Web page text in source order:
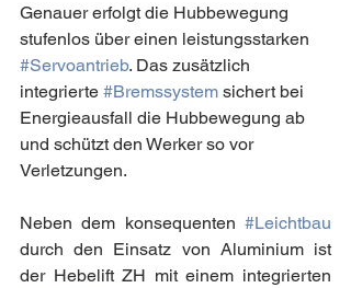
Genauer erfolgt die Hubbewegung
stufenlos über einen leistungsstarken
#Servoantrieb. Das zusätzlich
integrierte #Bremssystem sichert bei
Energieausfall die Hubbewegung ab
und schützt den Werker so vor
Verletzungen.
Neben dem konsequenten #Leichtbau
durch den Einsatz von Aluminium ist